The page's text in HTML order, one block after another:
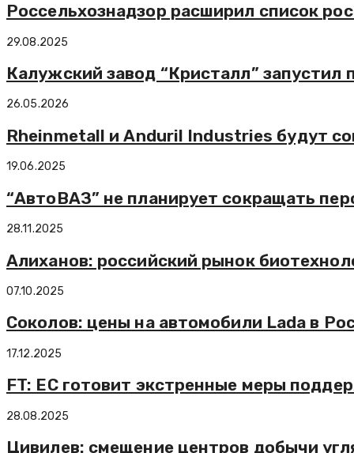
Россельхознадзор расширил список
29.08.2025
Калужский завод “Кристалл”
26.05.2026
Rheinmetall и Anduril Industries будут
19.06.2025
“АвтоВАЗ” не планирует сокращать
28.11.2025
Алиханов: российский рынок
07.10.2025
Соколов: цены на автомобили Lada в
17.12.2025
FT: ЕС готовит экстренные меры
28.08.2025
Цивилев: смещение центров добычи